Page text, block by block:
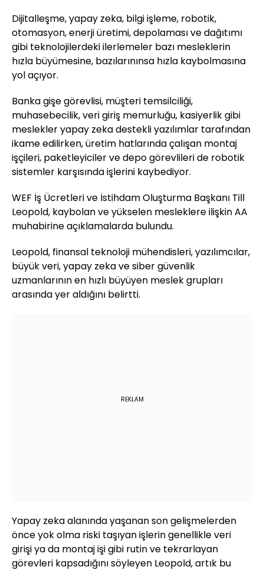
Dijitalleşme, yapay zeka, bilgi işleme, robotik,
otomasyon, enerji üretimi, depolaması ve dağıtımı
gibi teknolojilerdeki ilerlemeler bazı mesleklerin
hızla büyümesine, bazılarınınsa hızla kaybolmasına
yol açıyor.
Banka gişe görevlisi, müşteri temsilciliği,
muhasebecilik, veri giriş memurluğu, kasiyerlik gibi
meslekler yapay zeka destekli yazılımlar tarafından
ikame edilirken, üretim hatlarında çalışan montaj
işçileri, paketleyiciler ve depo görevlileri de robotik
sistemler karşısında işlerini kaybediyor.
WEF İş Ücretleri ve İstihdam Oluşturma Başkanı Till
Leopold, kaybolan ve yükselen mesleklere ilişkin AA
muhabirine açıklamalarda bulundu.
Leopold, finansal teknoloji mühendisleri, yazılımcılar,
büyük veri, yapay zeka ve siber güvenlik
uzmanlarının en hızlı büyüyen meslek grupları
arasında yer aldığını belirtti.
REKLAM
Yapay zeka alanında yaşanan son gelişmelerden
önce yok olma riski taşıyan işlerin genellikle veri
girişi ya da montaj işi gibi rutin ve tekrarlayan
görevleri kapsadığını söyleyen Leopold, artık bu